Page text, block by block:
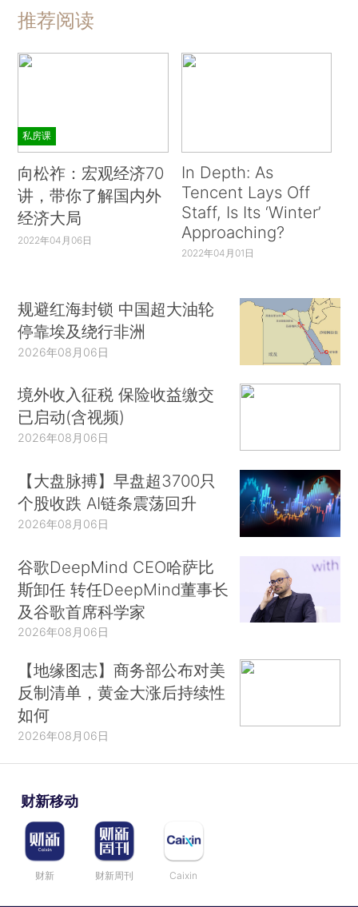
推荐阅读
私房课
向松祚：宏观经济70
讲，带你了解国内外
经济大局
2022年04月06日
In Depth: As
Tencent Lays Off
Staff, Is Its ‘Winter’
Approaching?
2022年04月01日
规避红海封锁 中国超大油轮
停靠埃及绕行非洲
2026年08月06日
境外收入征税 保险收益缴交
已启动(含视频)
2026年08月06日
【大盘脉搏】早盘超3700只
个股收跌 AI链条震荡回升
2026年08月06日
谷歌DeepMind CEO哈萨比
斯卸任 转任DeepMind董事长
及谷歌首席科学家
2026年08月06日
【地缘图志】商务部公布对美
反制清单，黄金大涨后持续性
如何
2026年08月06日
财新移动
财新 财新周刊 Caixin